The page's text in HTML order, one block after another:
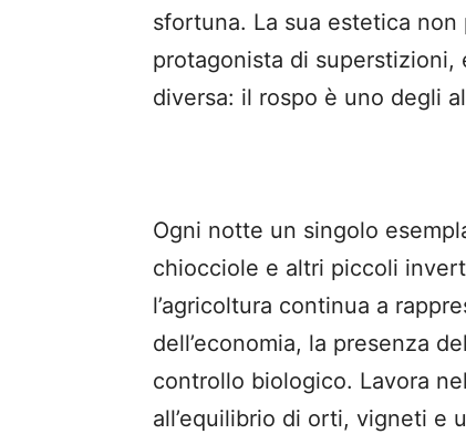
sfortuna. La sua estetica
protagonista di superstizioni,
diversa: il rospo è uno degli
Ogni notte un singolo
chiocciole e altri piccoli
l’agricoltura continua a
dell’economia, la presenza
controllo biologico. Lavora
all’equilibrio di orti, vigneti e